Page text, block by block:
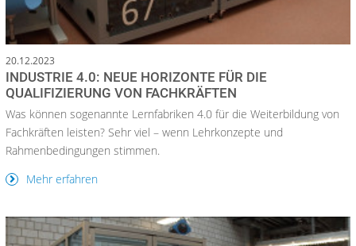
20.12.2023
INDUSTRIE 4.0: NEUE HORIZONTE FÜR DIE
QUALIFIZIERUNG VON FACHKRÄFTEN
Was können sogenannte Lernfabriken 4.0 für die Weiterbildung von
Fachkräften leisten? Sehr viel – wenn Lehrkonzepte und
Rahmenbedingungen stimmen.
Mehr erfahren